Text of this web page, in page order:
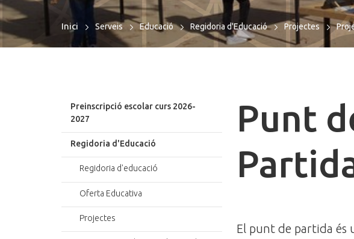
Inici Serveis Educació Regidoria d'Educació Projectes
Punt
El punt de partida és
Preinscripció escolar curs 2026-
2027
Regidoria d'Educació
Regidoria d'educació
Oferta Educativa
Projectes